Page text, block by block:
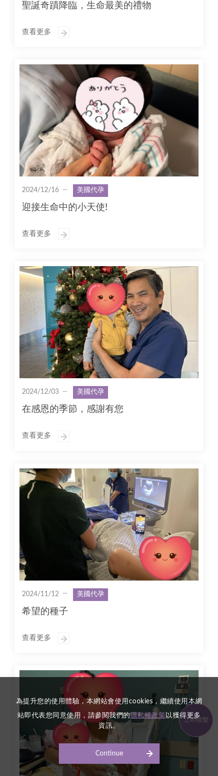
聖誕奇蹟降臨，生命最美的禮物
查看更多
2024/12/16 美國代孕
迎接生命中的小天使!
查看更多
2024/12/03 美國代孕
在感恩的季節，感謝有您
查看更多
2024/11/12 美國代孕
希望的種子
查看更多
立即聯繫
為提升您的使用體驗，本網站會使用cookies，繼續使用本網
站即代表您同意使用，請參閱我們的隱私權政策 以獲得更多
資訊。
Continue